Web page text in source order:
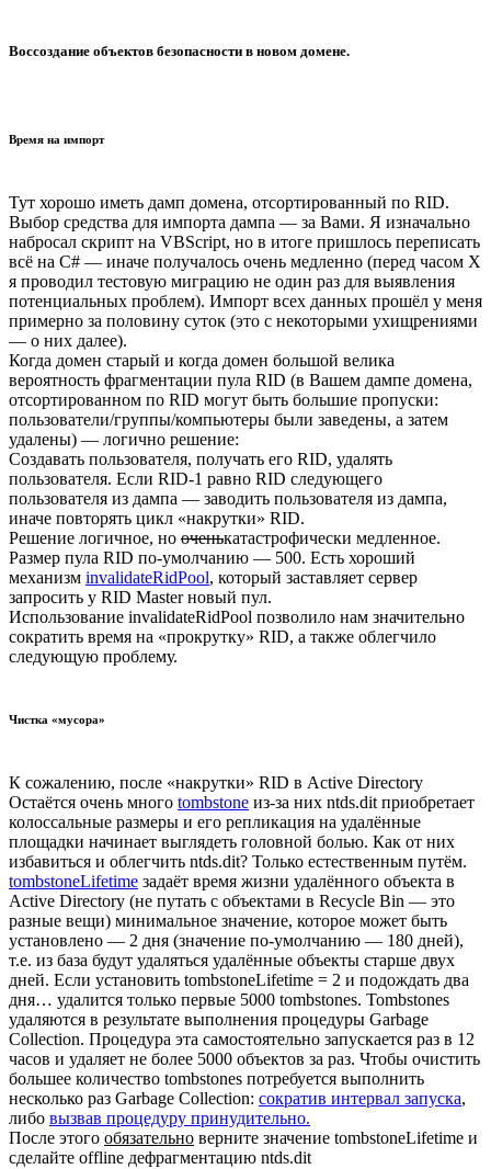
Воссоздание объектов безопасности в новом домене.
Время на импорт
Тут хорошо иметь дамп домена, отсортированный по RID.
Выбор средства для импорта дампа — за Вами. Я изначально
набросал скрипт на VBScript, но в итоге пришлось переписать
всё на C# — иначе получалось очень медленно (перед часом X
я проводил тестовую миграцию не один раз для выявления
потенциальных проблем). Импорт всех данных прошёл у меня
примерно за половину суток (это с некоторыми ухищрениями
— о них далее).
Когда домен старый и когда домен большой велика
вероятность фрагментации пула RID (в Вашем дампе домена,
отсортированном по RID могут быть большие пропуски:
пользователи/группы/компьютеры были заведены, а затем
удалены) — логично решение:
Создавать пользователя, получать его RID, удалять
пользователя. Если RID-1 равно RID следующего
пользователя из дампа — заводить пользователя из дампа,
иначе повторять цикл «накрутки» RID.
Решение логичное, но оченькатастрофически медленное.
Размер пула RID по-умолчанию — 500. Есть хороший
механизм invalidateRidPool, который заставляет сервер
запросить у RID Master новый пул.
Использование invalidateRidPool позволило нам значительно
сократить время на «прокрутку» RID, а также облегчило
следующую проблему.
Чистка «мусора»
К сожалению, после «накрутки» RID в Active Directory
Остаётся очень много tombstone из-за них ntds.dit приобретает
колоссальные размеры и его репликация на удалённые
площадки начинает выглядеть головной болью. Как от них
избавиться и облегчить ntds.dit? Только естественным путём.
tombstoneLifetime задаёт время жизни удалённого объекта в
Active Directory (не путать с объектами в Recycle Bin — это
разные вещи) минимальное значение, которое может быть
установлено — 2 дня (значение по-умолчанию — 180 дней),
т.е. из база будут удаляться удалённые объекты старше двух
дней. Если установить tombstoneLifetime = 2 и подождать два
дня… удалится только первые 5000 tombstones. Tombstones
удаляются в результате выполнения процедуры Garbage
Collection. Процедура эта самостоятельно запускается раз в 12
часов и удаляет не более 5000 объектов за раз. Чтобы очистить
большее количество tombstones потребуется выполнить
несколько раз Garbage Collection: сократив интервал запуска,
либо вызвав процедуру принудительно.
После этого обязательно верните значение tombstoneLifetime и
сделайте offline дефрагментацию ntds.dit